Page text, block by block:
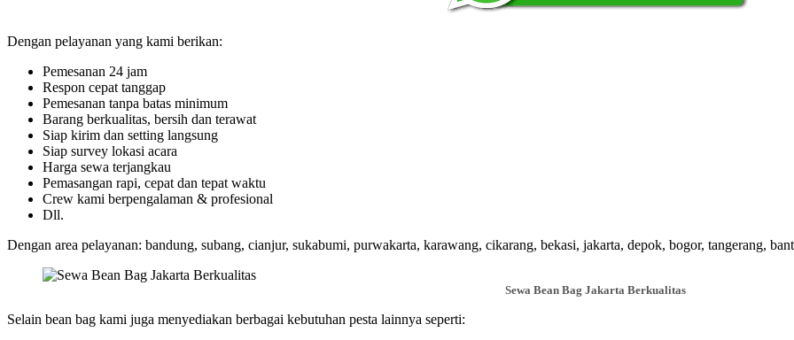
Dengan pelayanan yang kami berikan:
Pemesanan 24 jam
Respon cepat tanggap
Pemesanan tanpa batas minimum
Barang berkualitas, bersih dan terawat
Siap kirim dan setting langsung
Siap survey lokasi acara
Harga sewa terjangkau
Pemasangan rapi, cepat dan tepat waktu
Crew kami berpengalaman & profesional
Dll.
Dengan area pelayanan: bandung, subang, cianjur, sukabumi, purwakarta, karawang, cikarang, bekasi, jakarta, depok, bogor, tangerang,
Sewa Bean Bag Jakarta Berkualitas
Selain bean bag kami juga menyediakan berbagai kebutuhan pesta lainnya seperti: